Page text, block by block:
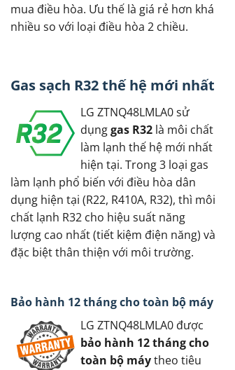
mua điều hòa. Ưu thế là giá rẻ hơn khá
nhiều so với loại điều hòa 2 chiều.
Gas sạch R32 thế hệ mới nhất
LG ZTNQ48LMLA0 sử
dụnggas R32 là môi chất
làm lạnh thế hệ mới nhất
hiện tại. Trong 3 loại gas
làm lạnh phổ biến với điều hòa dân
dụng hiện tại (R22, R410A, R32), thì môi
chất lạnh R32 cho hiệu suất năng
lượng cao nhất (tiết kiệm điện năng) và
đặc biệt thân thiện với môi trường.
Bảo hành 12 tháng cho toàn bộ máy
LG ZTNQ48LMLA0 được
bảo hành 12 tháng cho
toàn bộ máytheo tiêu